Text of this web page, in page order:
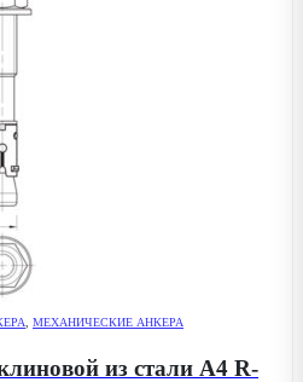
МЕХАНИЧЕСКИЕ АНКЕРА
из стали А4 R-